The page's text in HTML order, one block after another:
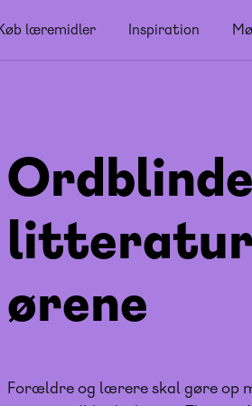
læremidler Inspiration
ørene
Forældre og lærere skal gøre op